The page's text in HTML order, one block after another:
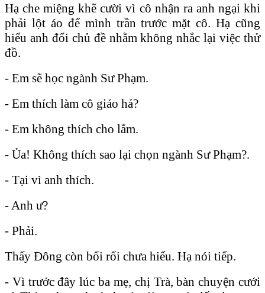
Hạ che miệng khẽ cười vì cô nhận ra anh ngại khi
phải lột áo để mình trần trước mặt cô. Hạ cũng
hiểu anh đổi chủ đề nhằm không nhắc lại việc thử
đồ.
- Em sẽ học ngành Sư Phạm.
- Em thích làm cô giáo hả?
- Em không thích cho lắm.
- Ủa! Không thích sao lại chọn ngành Sư Phạm?.
- Tại vì anh thích.
- Anh ư?
- Phải.
Thấy Đông còn bối rối chưa hiểu. Hạ nói tiếp.
- Vì trước đây lúc ba mẹ, chị Trà, bàn chuyện cưới